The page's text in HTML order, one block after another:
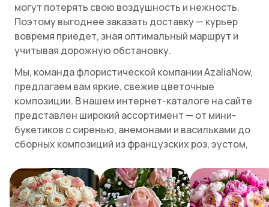
могут потерять свою воздушность и нежность.
Поэтому выгоднее заказать доставку — курьер
вовремя приедет, зная оптимальный маршрут и
учитывая дорожную обстановку.
Мы, команда флористической компании AzaliaNow,
предлагаем вам яркие, свежие цветочные
композиции. В нашем интернет-каталоге на сайте
представлен широкий ассортимент — от мини-
букетиков с сиренью, анемонами и васильками до
сборных композиций из французских роз, эустом,
мужские варианты с эвкалиптом, зеленью и
строгими оттенками. Можно выбрать сиреневые,
малиновые, белые и розовые, персиковые,